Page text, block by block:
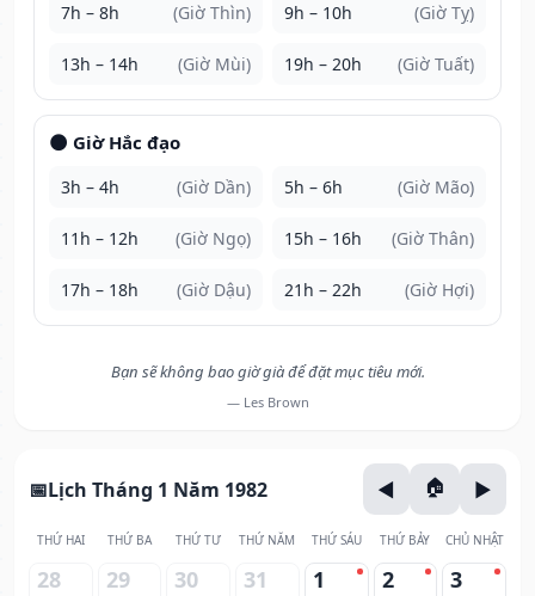
7h – 8h (Giờ Thìn) 9h – 10h (Giờ Tỵ)
13h – 14h (Giờ Mùi) 19h – 20h (Giờ Tuất)
🌑 Giờ Hắc đạo
3h – 4h (Giờ Dần) 5h – 6h (Giờ Mão)
11h – 12h (Giờ Ngọ) 15h – 16h (Giờ Thân)
17h – 18h (Giờ Dậu) 21h – 22h (Giờ Hợi)
Bạn sẽ không bao giờ già để đặt mục tiêu mới.
— Les Brown
Lịch Tháng 1 Năm 1982
THỨ HAI THỨ BA THỨ TƯ THỨ NĂM THỨ SÁU THỨ BẢY CHỦ NHẬT
28 29 30 31 1 2 3